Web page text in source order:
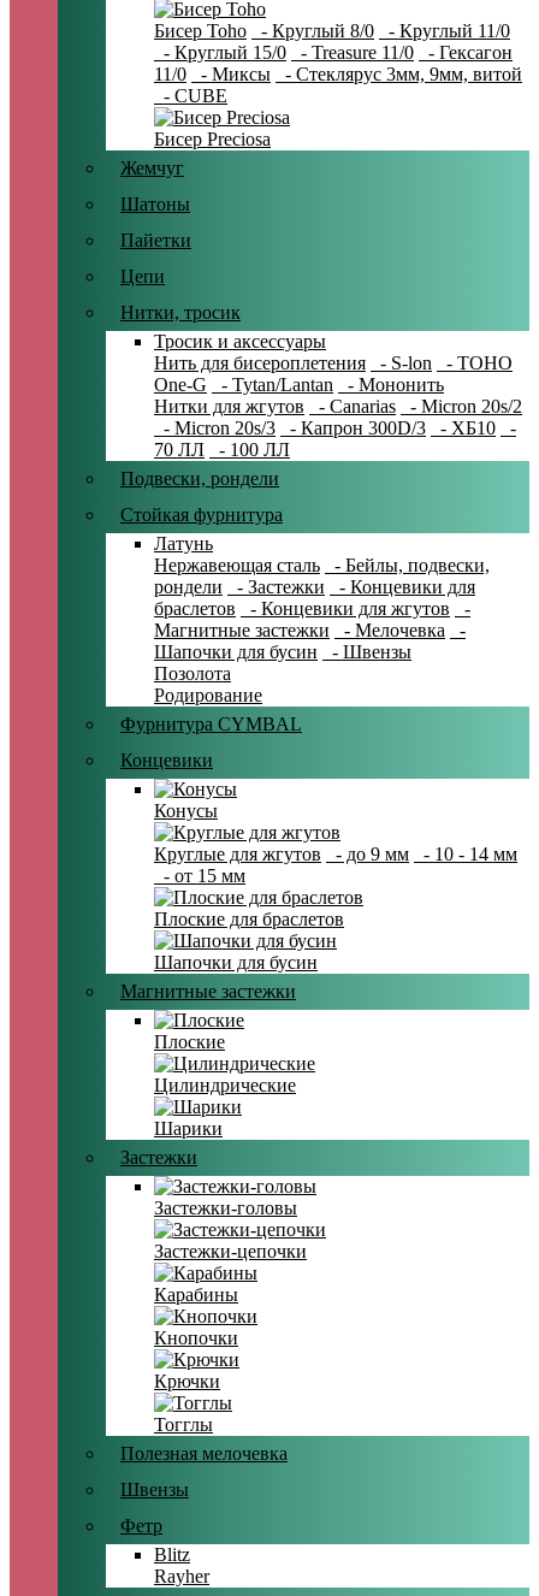
Бисер Toho - Круглый 8/0
- Круглый 11/0
- Круглый 15/0
- Treasure 11/0
- Гексагон
11/0
- Миксы
- Стеклярус 3мм, 9мм, витой
- CUBE
Бисер Preciosa
Жемчуг
Шатоны
Пайетки
Цепи
Нитки, тросик
Тросик и аксессуары
Нить для бисероплетения
- S-lon
- TOHO
One-G
- Tytan/Lantan
- Мононить
Нитки для жгутов
- Canarias
- Micron 20s/2
- Micron 20s/3
- Капрон 300D/3 - ХБ10
-
70 ЛЛ
- 100 ЛЛ
Подвески, рондели
Стойкая фурнитура
Латунь
Нержавеющая сталь
- Бейлы, подвески,
рондели
- Застежки
- Концевики для
браслетов
- Концевики для жгутов
-
Магнитные застежки
- Мелочевка
-
Шапочки для бусин
- Швензы
Позолота
Родирование
Фурнитура CYMBAL
Концевики
Конусы
Круглые для жгутов - до 9 мм
- 10 - 14 мм
- от 15 мм
Плоские для браслетов
Шапочки для бусин
Магнитные застежки
Плоские
Цилиндрические
Шарики
Застежки
Застежки-головы
Застежки-цепочки
Карабины
Кнопочки
Крючки
Тогглы
Полезная мелочевка
Швензы
Фетр
Blitz
Rayher